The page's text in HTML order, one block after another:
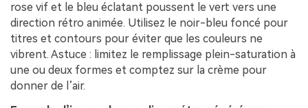
rose vif et le bleu éclatant poussent le vert vers une
direction rétro animée. Utilisez le noir-bleu foncé pour
titres et contours pour éviter que les couleurs ne
vibrent. Astuce : limitez le remplissage plein-saturation à
une ou deux formes et comptez sur la crème pour
donner de l’air.